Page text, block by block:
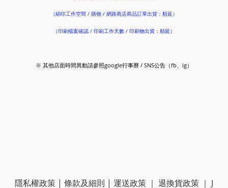
（絹印工作空間 / 購物 / 網路商店商品訂單出貨：順延）
（印刷檔案確認 / 印刷工作天數 / 印刷物出貨：順延）
※ 其他店面時間異動請參照google行事曆 / SNS公告（fb、ig）
隱私權政策 | 條款及細則 | 運送政策 ｜ 退換貨政策 ｜ J